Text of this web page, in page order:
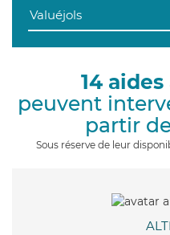
14
peuvent
partir
Sous réserve de leur